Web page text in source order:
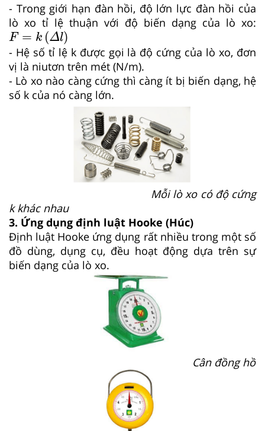
- Trong giới hạn đàn hồi, độ lớn lực đàn hồi của
lò xo tỉ lệ thuận với độ biến dạng của lò xo:
F = k (Δl)
F= kΔl
- Hệ số tỉ lệ k được gọi là độ cứng của lò xo, đơn
vị là niutơn trên mét (N/m).
- Lò xo nào càng cứng thì càng ít bị biến dạng, hệ
số k của nó càng lớn.
Mỗi lò xo có độ cứng
k khác nhau
3. Ứng dụng định luật Hooke (Húc)
Định luật Hooke ứng dụng rất nhiều trong một số
đồ dùng, dụng cụ, đều hoạt động dựa trên sự
biến dạng của lò xo.
Cân đồng hồ